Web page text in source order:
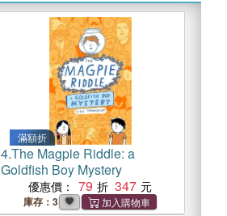
滿額折
4.The Magpie Riddle: a
Goldfish Boy Mystery
優惠價： 79 347
庫存：3